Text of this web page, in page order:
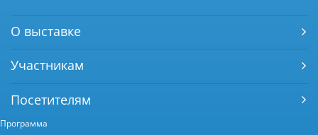
О выставке
Участникам
Посетителям
Программа